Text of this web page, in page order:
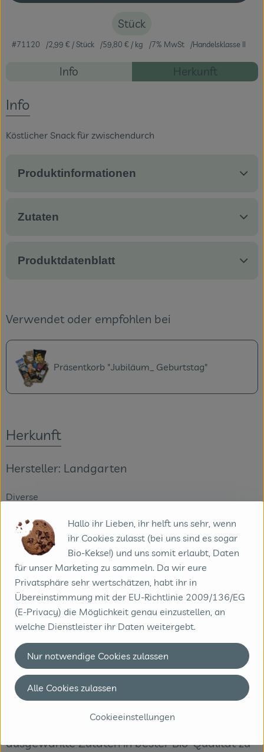
Blog
Stück
#71120 2,99 € / Stück 59,80 € / kg 7% MwSt Handelsklasse II
Rezepte
Info Herkunft
Info
Köstlicher Snack für zwischendurch
Produktinformationen
Zutaten
Produktdatenblatt
Verwendet oder empfohlen bei
Präsentkorb "Jubiläum_ Geburtstag"
Herkunft
Hersteller: Landgarten
Diverse
Landgarten GmbH & Co. KG
A 2460 Bruck / Leitha
Bereits seit über 30 Jahren folgt Landgarten
seiner Leidenschaft: die Entwicklung,
Herstellung und Veredelung innovativer
Knabber-Snacks und feinster Naschereien für
Leib & Seele.
Deshalb werden von uns nur sorgfältig
ausgewählte Zutaten in bester Bio-Qualität zu
Hallo ihr Lieben, ihr helft uns sehr, wenn
ihr Cookies zulasst (bei uns sind es sogar
Bio-Kekse!) und uns somit erlaubt, Daten
für unser Marketing zu sammeln. Da wir eure
Privatsphäre sehr wertschätzen, habt ihr in
Übereinstimmung mit der EU-Richtlinie 2009/136/EG
(E-Privacy) die Möglichkeit genau einzustellen, an
welche Dienstleister ihr Daten weitergebt.
Cookieeinstellungen
Nur notwendige Cookies zulassen
Alle Cookies zulassen